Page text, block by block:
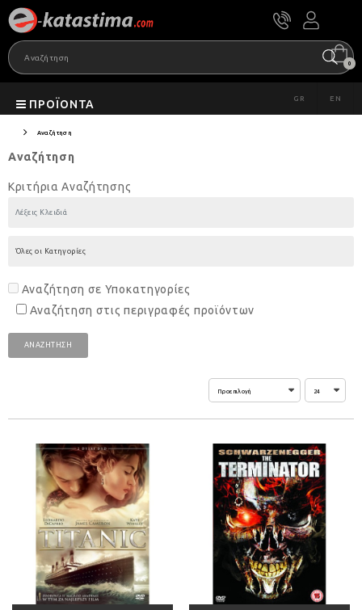
0
ΠΡΟΪΌΝΤΑ GR EN
Αναζήτηση
Αναζήτηση
Κριτήρια Αναζήτησης
Αναζήτηση σε Υποκατηγορίες
Αναζήτηση στις περιγραφές προϊόντων